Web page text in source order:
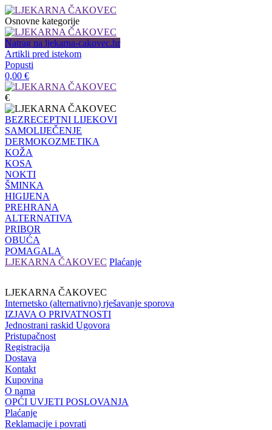
Osnovne kategorije
Natrag na ljekarna-cakovec.hr
Artikli pred istekom
Popusti
0,00 €
€
BEZRECEPTNI LIJEKOVI
SAMOLIJEČENJE
DERMOKOZMETIKA
KOŽA
KOSA
NOKTI
ŠMINKA
HIGIJENA
PREHRANA
ALTERNATIVA
PRIBOR
OBUĆA
POMAGALA
LJEKARNA ČAKOVEC Plaćanje
LJEKARNA ČAKOVEC
Internetsko (alternativno) rješavanje sporova
IZJAVA O PRIVATNOSTI
Jednostrani raskid Ugovora
Pristupačnost
Registracija
Dostava
Kontakt
Kupovina
O nama
OPĆI UVJETI POSLOVANJA
Plaćanje
Reklamacije i povrati